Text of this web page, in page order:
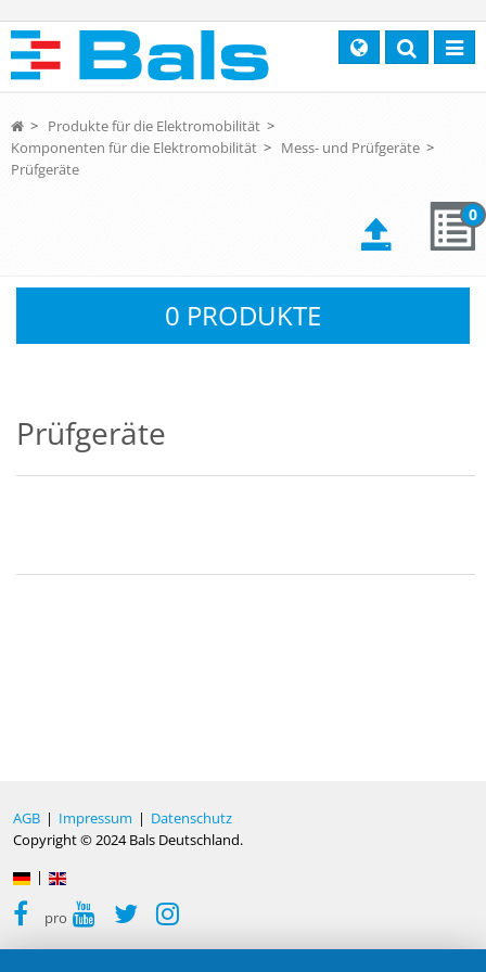
Search
> Produkte für die Elektromobilität >
Komponenten für die Elektromobilität > Mess- und Prüfgeräte >
Prüfgeräte
0
0 PRODUKTE
Prüfgeräte
AGB | Impressum | Datenschutz
Copyright © 2024 Bals Deutschland.
|
pro